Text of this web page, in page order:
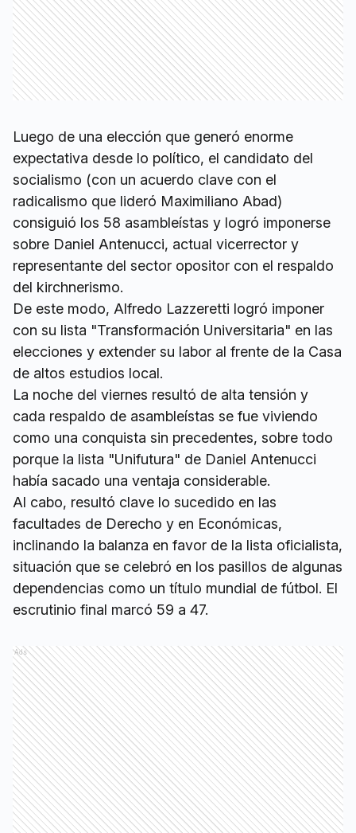
Luego de una elección que generó enorme
expectativa desde lo político, el candidato del
socialismo (con un acuerdo clave con el
radicalismo que lideró Maximiliano Abad)
consiguió los 58 asambleístas y logró imponerse
sobre Daniel Antenucci, actual vicerrector y
representante del sector opositor con el respaldo
del kirchnerismo.
De este modo, Alfredo Lazzeretti logró imponer
con su lista "Transformación Universitaria" en las
elecciones y extender su labor al frente de la Casa
de altos estudios local.
La noche del viernes resultó de alta tensión y
cada respaldo de asambleístas se fue viviendo
como una conquista sin precedentes, sobre todo
porque la lista "Unifutura" de Daniel Antenucci
había sacado una ventaja considerable.
Al cabo, resultó clave lo sucedido en las
facultades de Derecho y en Económicas,
inclinando la balanza en favor de la lista oficialista,
situación que se celebró en los pasillos de algunas
dependencias como un título mundial de fútbol. El
escrutinio final marcó 59 a 47.
Ads